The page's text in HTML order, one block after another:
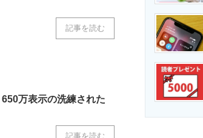
記事を読む
万表示の洗練された
記事を読む